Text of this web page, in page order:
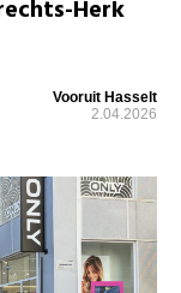
Herk
Vooruit Hasselt
2.04.2026